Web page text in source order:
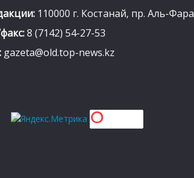
110000 г. Костанай, пр. Аль-
8 (7142) 54-27-53
gazeta@old.top-news.kz